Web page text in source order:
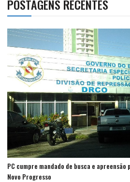
POSTAGENS RECENTES
PC cumpre mandado de busca e
Novo Progresso